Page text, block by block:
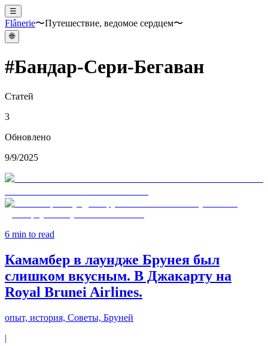
☰
Flânerie〜Путешествие, ведомое сердцем〜
🌐
#Бандар-Сери-Бегаван
Статей
3
Обновлено
9/9/2025
6 min to read
Камамбер в лаундже Брунея был
слишком вкусным. В Джакарту на
Royal Brunei Airlines.
опыт, история, Советы, Бруней
|